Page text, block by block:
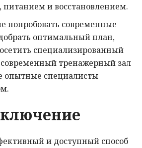
питанием и восстановлением.
попробовать современные
оптимальный план,
специализированный
тренажерный зал
опытные специалисты
и доступный способ